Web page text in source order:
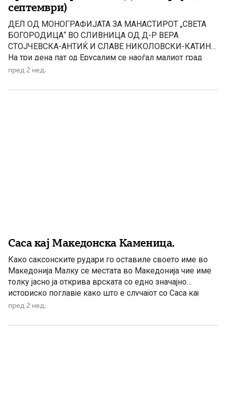
септември)
ДЕЛ ОД МОНОГРАФИЈАТА ЗА МАНАСТИРОТ „СВЕТА
БОГОРОДИЦА“ ВО СЛИВНИЦА ОД Д-Р ВЕРА
СТОЈЧЕВСКА-АНТИЌ И СЛАВЕ НИКОЛОВСКИ-КАТИН
На три дена пат од Ерусалим се наоѓал малиот град
Назарет. Таму живееле праведните Јоаким и Ана,
потекнувал од Давидовиот род, а света Ана од родот
пред 2 нед.
Саса кај Македонска Каменица.
Како саксонските рудари го оставиле своето име во
Македонија Малку се местата во Македонија чие име
толку јасно ја открива врската со едно значајно
историско поглавје како што е случајот со Саса кај
Македонска Каменица. Денес, кога се споменува Саса,
олово и цинк во државата. Но […]
пред 2 нед.